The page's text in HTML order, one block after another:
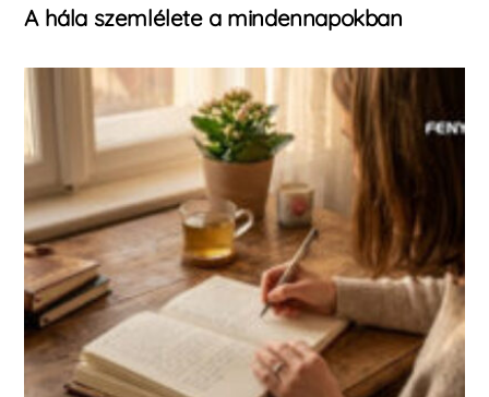
A hála szemlélete a mindennapokban